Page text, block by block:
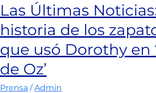
Europa
para
fortalecer
vínculos
en
innovación
Las Últimas
historia de los
que usó Dorothy en
de Oz’
Prensa /Admin